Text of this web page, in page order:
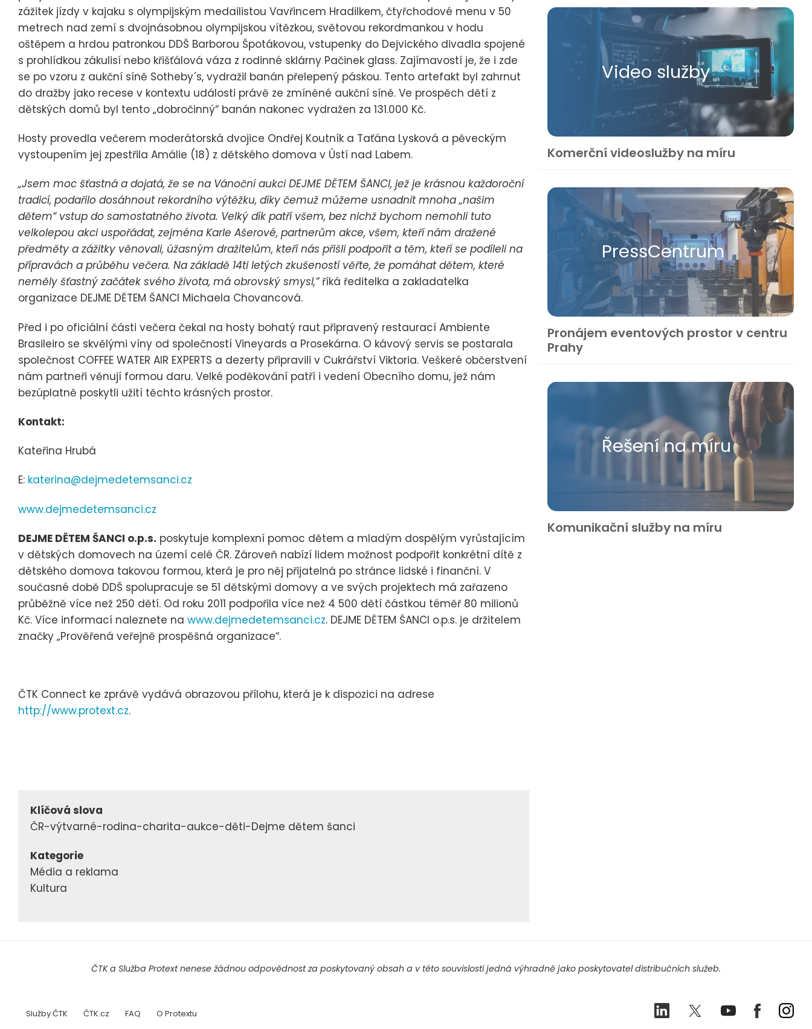
zážitek jízdy v kajaku s olympijským medailistou Vavřincem Hradilkem, čtyřchodové menu v 50
metrech nad zemí s dvojnásobnou olympijskou vítězkou, světovou rekordmankou v hodu
oštěpem a hrdou patronkou DDŠ Barborou Špotákovou, vstupenky do Dejvického divadla spojené
s prohlídkou zákulisí nebo křišťálová váza z rodinné sklárny Pačinek glass. Zajímavostí je, že i zde
se po vzoru z aukční síně Sotheby´s, vydražil banán přelepený páskou. Tento artefakt byl zahrnut
do dražby jako recese v kontextu události právě ze zmíněné aukční síně. Ve prospěch dětí z
dětských domů byl tento „dobročinný“ banán nakonec vydražen za 131.000 Kč.
Hosty provedla večerem moderátorská dvojice Ondřej Koutník a Taťána Lysková a pěveckým
vystoupením jej zpestřila Amálie (18) z dětského domova v Ústí nad Labem.
„Jsem moc šťastná a dojatá, že se na Vánoční aukci DEJME DĚTEM ŠANCI, jež je krásnou každoroční
tradicí, podařilo dosáhnout rekordního výtěžku, díky čemuž můžeme usnadnit mnoha „našim
dětem“ vstup do samostatného života. Velký dík patří všem, bez nichž bychom nemohli tuto
velkolepou akci uspořádat, zejména Karle Ašerové, partnerům akce, všem, kteří nám dražené
předměty a zážitky věnovali, úžasným dražitelům, kteří nás přišli podpořit a těm, kteří se podíleli na
přípravách a průběhu večera. Na základě 14ti letých zkušeností věřte, že pomáhat dětem, které
neměly šťastný začátek svého života, má obrovský smysl,”říká ředitelka a zakladatelka
organizace DEJME DĚTEM ŠANCI Michaela Chovancová.
Před i po oficiální části večera čekal na hosty bohatý raut připravený restaurací Ambiente
Brasileiro se skvělými víny od společností Vineyards a Prosekárna. O kávový servis se postarala
společnost COFFEE WATER AIR EXPERTS a dezerty připravili v Cukrářství Viktoria. Veškeré občerstvení
nám partneři věnují formou daru. Velké poděkování patří i vedení Obecního domu, jež nám
bezúplatně poskytli užití těchto krásných prostor.
Kontakt:
Kateřina Hrubá
E: katerina@dejmedetemsanci.cz
www.dejmedetemsanci.cz
DEJME DĚTEM ŠANCI o.p.s. poskytuje komplexní pomoc dětem a mladým dospělým vyrůstajícím
v dětských domovech na území celé ČR. Zároveň nabízí lidem možnost podpořit konkrétní dítě z
dětského domova takovou formou, která je pro něj přijatelná po stránce lidské i finanční. V
současné době DDŠ spolupracuje se 51 dětskými domovy a ve svých projektech má zařazeno
průběžně více než 250 dětí. Od roku 2011 podpořila více než 4 500 dětí částkou téměř 80 milionů
Kč. Více informací naleznete na www.dejmedetemsanci.cz. DEJME DĚTEM ŠANCI o.p.s. je držitelem
značky „Prověřená veřejně prospěšná organizace“.
ČTK Connect ke zprávě vydává obrazovou přílohu, která je k dispozici na adrese
http://www.protext.cz.
Klíčová slova
ČR-výtvarné-rodina-charita-aukce-děti-Dejme dětem šanci
Kategorie
Média a reklama
Kultura
Video služby
Komerční videoslužby na míru
Press​Centrum
Pronájem eventových prostor v centru
Prahy
Řešení na míru
Komunikační služby na míru
ČTK a Služba Protext nenese žádnou odpovědnost za poskytovaný obsah a v této souvislosti jedná výhradně jako poskytovatel distribučních služeb.
Služby ČTK ČTK.cz FAQ O Protextu LinkedIn TwitterYoutubeFacebook